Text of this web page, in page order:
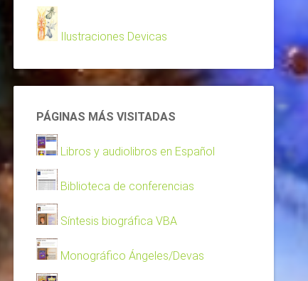
Ilustraciones Devicas
PÁGINAS MÁS VISITADAS
Libros y audiolibros en Español
Biblioteca de conferencias
Síntesis biográfica VBA
Monográfico Ángeles/Devas